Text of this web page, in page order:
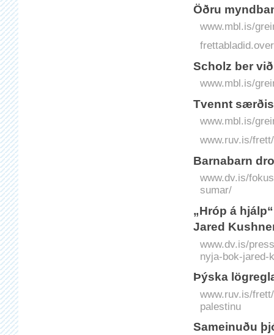
Öðru
www.mbl.is/
Scholz ber
www.mbl.is/
Tvennt
www.mbl.is/
www.ruv.is/
Barnabarn
www.dv.is/
sumar/
„Hróp á
Jared
www.dv.is/
nyja-bok-jared-
Þýska
www.ruv.is/
palestinu
Sameinuðu